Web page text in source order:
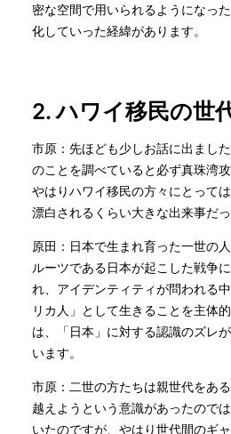
密な空間で用いられるようになっ
化していった経緯があります。
2. ハワイ移民の世
市原：先ほども少しお話に出まし
のことを調べていると必ず真珠湾
やはりハワイ移民の方々にとって
漂白されるくらい大きな出来事だっ
原田：日本で生まれ育った一世の
ルーツである日本が起こした戦争
れ、アイデンティティが問われる
リカ人」として生きることを主体
は、「日本」に対する認識のズレ
います。
市原：二世の方たちは親世代をあ
越えようという意識があったので
いたのですが、やはり世代間のギ